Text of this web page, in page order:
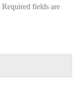
Required fields are